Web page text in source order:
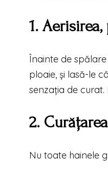
1.
Înainte de
ploaie, și lasă-le
senzația de
2.
Nu toate hainele